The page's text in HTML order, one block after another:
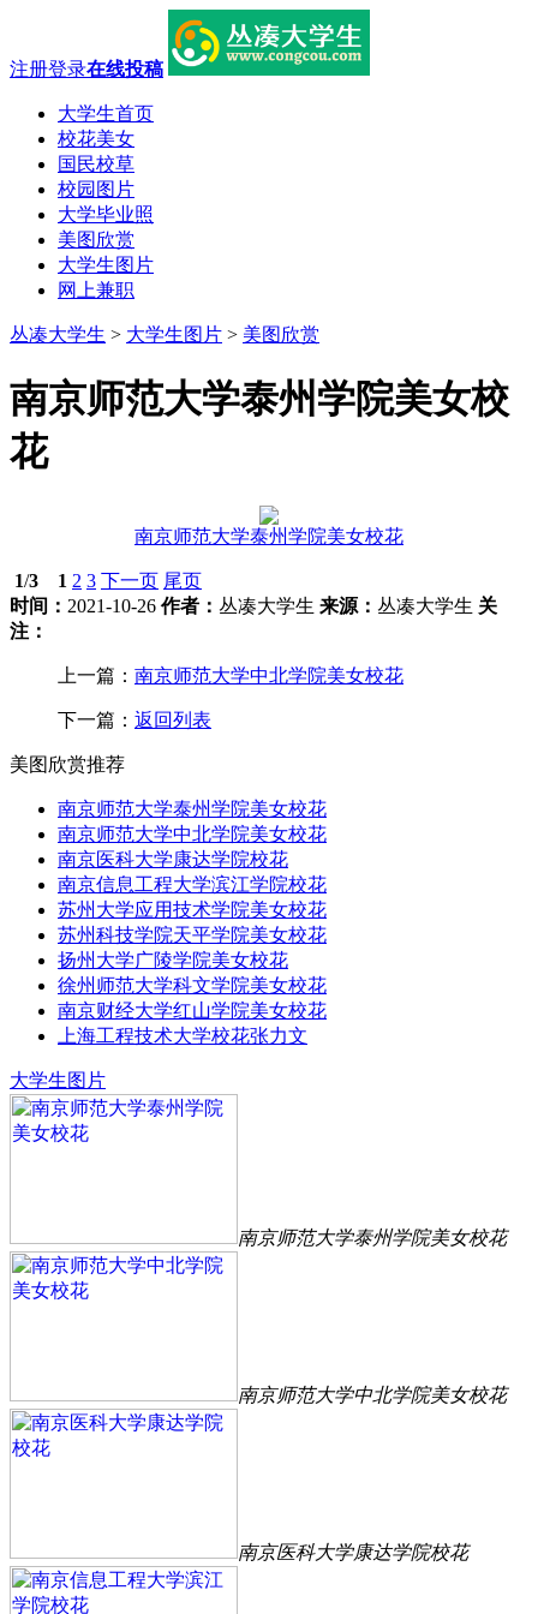
注册登录在线投稿
大学生首页
校花美女
国民校草
校园图片
大学毕业照
美图欣赏
大学生图片
网上兼职
丛凑大学生 > 大学生图片 > 美图欣赏
南京师范大学泰州学院美女校
花
南京师范大学泰州学院美女校花
1/3 1 2 3 下一页 尾页
时间： 2021-10-26 作者： 丛凑大学生 来源： 丛凑大学生 关
注：
上一篇： 南京师范大学中北学院美女校花
下一篇： 返回列表
美图欣赏推荐
南京师范大学泰州学院美女校花
南京师范大学中北学院美女校花
南京医科大学康达学院校花
南京信息工程大学滨江学院校花
苏州大学应用技术学院美女校花
苏州科技学院天平学院美女校花
扬州大学广陵学院美女校花
徐州师范大学科文学院美女校花
南京财经大学红山学院美女校花
上海工程技术大学校花张力文
大学生图片
南京师范大学泰州学院美女校花
南京师范大学中北学院美女校花
南京医科大学康达学院校花